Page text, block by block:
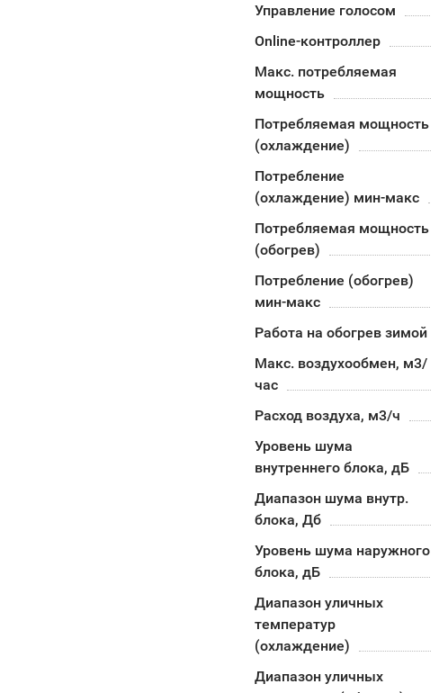
Управление голосом
Online-контроллер
Макс. потребляемая
мощность
Потребляемая мощность
(охлаждение)
Потребление
(охлаждение) мин-макс
Потребляемая мощность
(обогрев)
Потребление (обогрев)
мин-макс
Работа на обогрев зимой
Макс. воздухообмен, м3/
час
Расход воздуха, м3/ч
Уровень шума
внутреннего блока, дБ
Диапазон шума внутр.
блока, Дб
Уровень шума наружного
блока, дБ
Диапазон уличных
температур
(охлаждение)
Диапазон уличных